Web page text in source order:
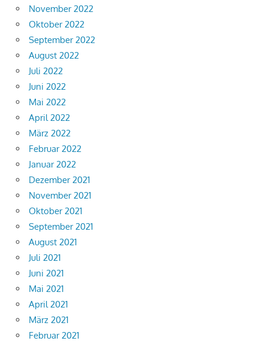
November 2022
Oktober 2022
September 2022
August 2022
Juli 2022
Juni 2022
Mai 2022
April 2022
März 2022
Februar 2022
Januar 2022
Dezember 2021
November 2021
Oktober 2021
September 2021
August 2021
Juli 2021
Juni 2021
Mai 2021
April 2021
März 2021
Februar 2021